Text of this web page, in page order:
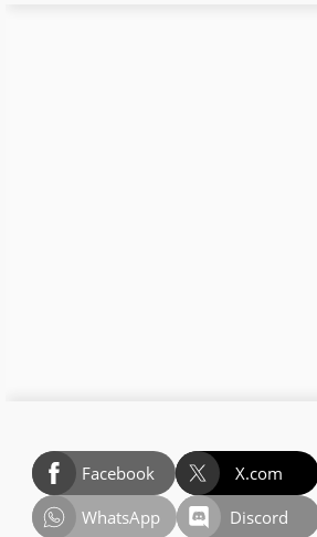
Facebook X.com
WhatsApp
Discord